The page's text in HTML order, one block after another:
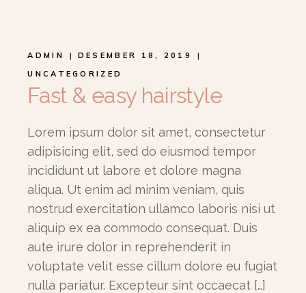
ADMIN
DESEMBER 18, 2019
UNCATEGORIZED
Fast & easy hairstyle
Lorem ipsum dolor sit amet, consectetur
adipisicing elit, sed do eiusmod tempor
incididunt ut labore et dolore magna
aliqua. Ut enim ad minim veniam, quis
nostrud exercitation ullamco laboris nisi ut
aliquip ex ea commodo consequat. Duis
aute irure dolor in reprehenderit in
voluptate velit esse cillum dolore eu fugiat
nulla pariatur. Excepteur sint occaecat […]